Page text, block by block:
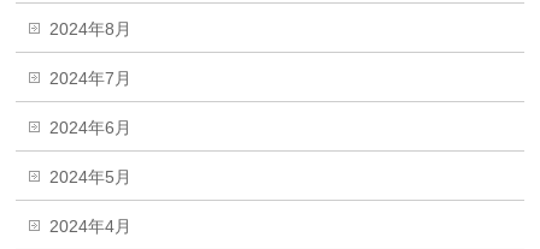
2024年8月
2024年7月
2024年6月
2024年5月
2024年4月